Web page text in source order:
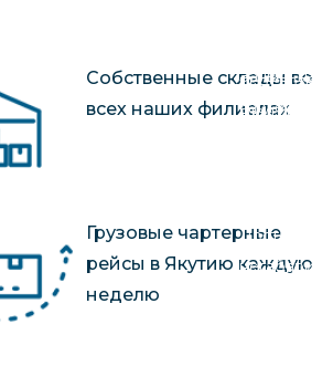
Заявка на
перевозки
Якутию
Доставка
Собственные склады во
всех наших филиалах
Грузовые чартерные
рейсы в Якутию каждую
неделю